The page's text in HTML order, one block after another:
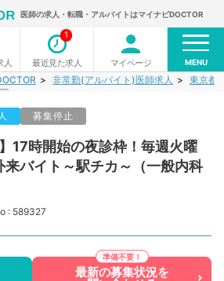
医師の求人・転職・アルバイトはマイナビDOCTOR
人 最近見た求人
1
マイページ MENU
非常勤(アルバイト)医師求人 東京都
募集停止
17時開始の夜診枠！毎週火曜
来バイト～駅チカ～（一般内科
: 589327
最新の募集状況を